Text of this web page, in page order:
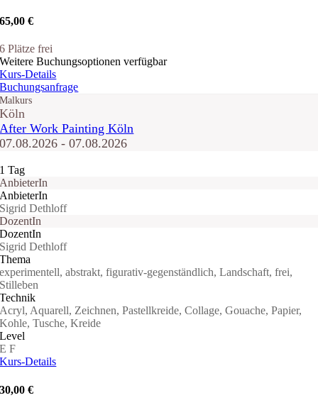
65,00 €
6 Plätze frei
Weitere Buchungsoptionen verfügbar
Kurs-Details
Buchungsanfrage
Malkurs
Köln
After Work Painting Köln
07.08.2026 - 07.08.2026
1 Tag
AnbieterIn
AnbieterIn
Sigrid Dethloff
DozentIn
DozentIn
Sigrid Dethloff
Thema
experimentell, abstrakt, figurativ-gegenständlich, Landschaft, frei,
Stilleben
Technik
Acryl, Aquarell, Zeichnen, Pastellkreide, Collage, Gouache, Papier,
Kohle, Tusche, Kreide
Level
EF
Kurs-Details
30,00 €